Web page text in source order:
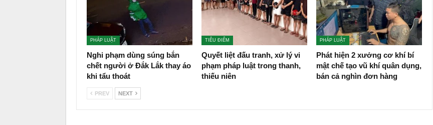
PHÁP LUẬT
Nghi phạm dùng súng bắn
chết người ở Đắk Lắk thay áo
khi tẩu thoát
TIÊU ĐIỂM
Quyết liệt đấu tranh, xử lý vi
phạm pháp luật trong thanh,
thiếu niên
PHÁP LUẬT
Phát hiện 2 xưởng cơ khí bí
mật chế tạo vũ khí quân dụng,
bán cả nghìn đơn hàng
PREV NEXT